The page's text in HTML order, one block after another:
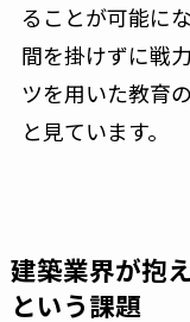
ることが可能に
間を掛けずに戦
ツを用いた教育
と見ています。
建築業界が抱
という課題